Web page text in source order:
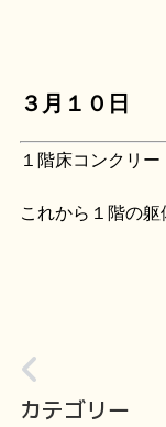
３月１０日
１階床コンクリー
これから１階の躯
カテゴリー